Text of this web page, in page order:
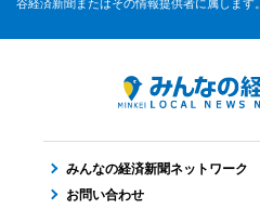
みんなの経済新聞ネットワーク
お問い合わせ